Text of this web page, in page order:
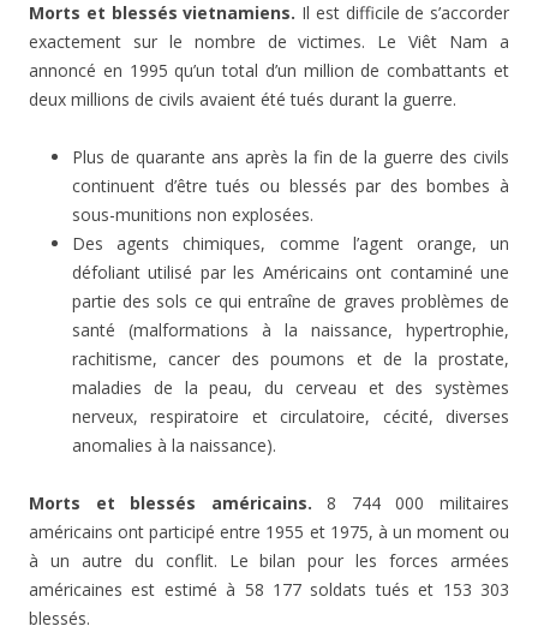
Morts et blessés vietnamiens. Il est difficile de s’accorder
exactement sur le nombre de victimes. Le Viêt Nam a
annoncé en 1995 qu’un total d’un million de combattants et
deux millions de civils avaient été tués durant la guerre.
Plus de quarante ans après la fin de la guerre des civils
continuent d’être tués ou blessés par des bombes à
sous-munitions non explosées.
Des agents chimiques, comme l’agent orange, un
défoliant utilisé par les Américains ont contaminé une
partie des sols ce qui entraîne de graves problèmes de
santé (malformations à la naissance, hypertrophie,
rachitisme, cancer des poumons et de la prostate,
maladies de la peau, du cerveau et des systèmes
nerveux, respiratoire et circulatoire, cécité, diverses
anomalies à la naissance).
Morts et blessés américains. 8 744 000 militaires
américains ont participé entre 1955 et 1975, à un moment ou
à un autre du conflit. Le bilan pour les forces armées
américaines est estimé à 58 177 soldats tués et 153 303
blessés.